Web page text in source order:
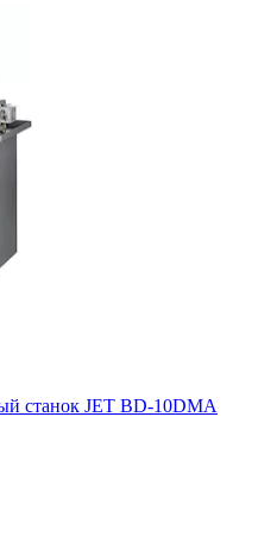
станок JET BD-10DMA